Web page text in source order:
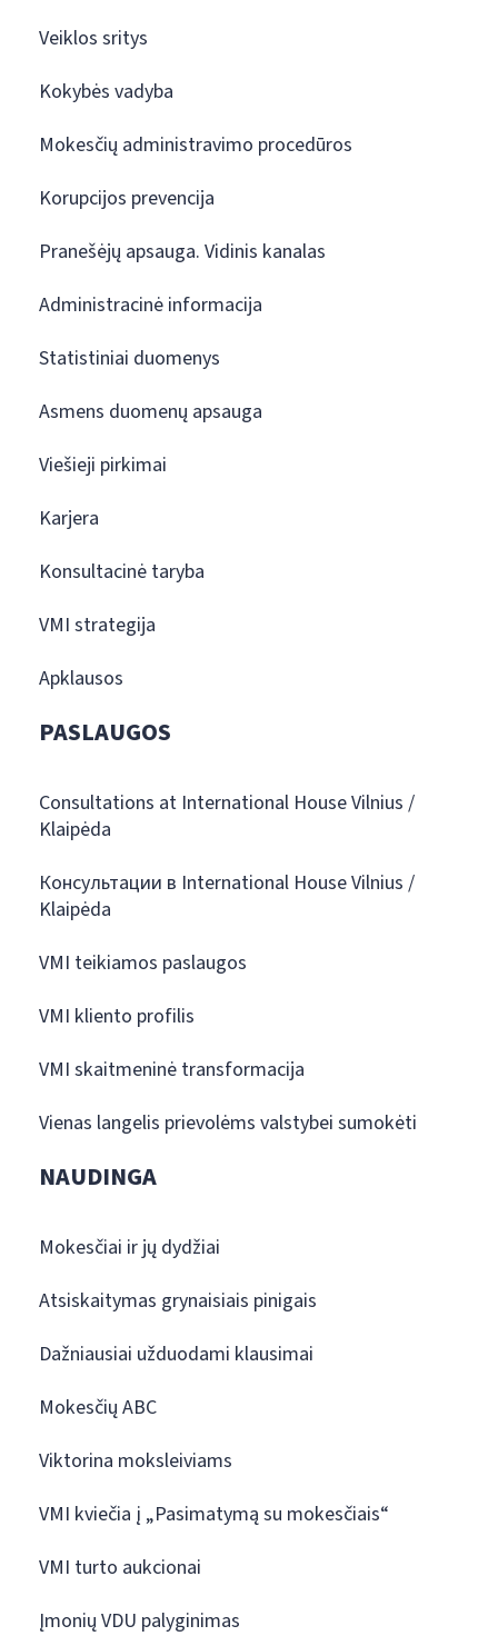
Veiklos sritys
Kokybės vadyba
Mokesčių administravimo procedūros
Korupcijos prevencija
Pranešėjų apsauga. Vidinis kanalas
Administracinė informacija
Statistiniai duomenys
Asmens duomenų apsauga
Viešieji pirkimai
Karjera
Konsultacinė taryba
VMI strategija
Apklausos
PASLAUGOS
Consultations at International House Vilnius /
Klaipėda
Консультации в International House Vilnius /
Klaipėda
VMI teikiamos paslaugos
VMI kliento profilis
VMI skaitmeninė transformacija
Vienas langelis prievolėms valstybei sumokėti
NAUDINGA
Mokesčiai ir jų dydžiai
Atsiskaitymas grynaisiais pinigais
Dažniausiai užduodami klausimai
Mokesčių ABC
Viktorina moksleiviams
VMI kviečia į „Pasimatymą su mokesčiais“
VMI turto aukcionai
Įmonių VDU palyginimas